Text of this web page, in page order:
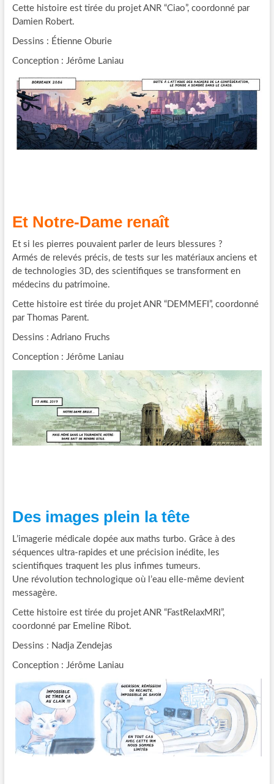
Cette histoire est tirée du projet ANR “Ciao”, coordonné par
Damien Robert.
Dessins : Étienne Oburie
Conception : Jérôme Laniau
Et Notre-Dame renaît
Et si les pierres pouvaient parler de leurs blessures ?
Armés de relevés précis, de tests sur les matériaux anciens et
de technologies 3D, des scientifiques se transforment en
médecins du patrimoine.
Cette histoire est tirée du projet ANR “DEMMEFI”, coordonné
par Thomas Parent.
Dessins : Adriano Fruchs
Conception : Jérôme Laniau
Des images plein la tête
L’imagerie médicale dopée aux maths turbo. Grâce à des
séquences ultra-rapides et une précision inédite, les
scientifiques traquent les plus infimes tumeurs.
Une révolution technologique où l’eau elle-même devient
messagère.
Cette histoire est tirée du projet ANR “FastRelaxMRI”,
coordonné par Emeline Ribot.
Dessins : Nadja Zendejas
Conception : Jérôme Laniau